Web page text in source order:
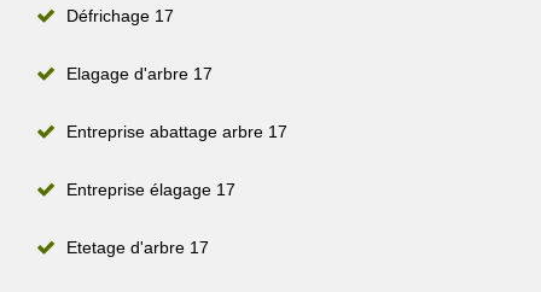
Défrichage 17
Elagage d'arbre 17
Entreprise abattage arbre 17
Entreprise élagage 17
Etetage d'arbre 17